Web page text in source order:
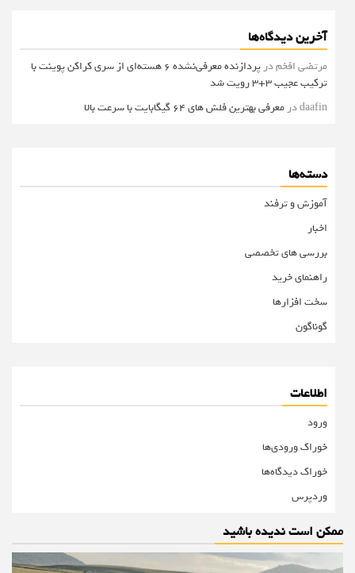
آخرین دیدگاه‌ها
مرتضی افخمدر
پردازنده معرفی‌نشده 6 هسته‌ای از سری کراکن پوینت با
ترکیب عجیب 3+3 رویت شد
daafinدر معرفی بهترین فلش های 64 گیگابایت با سرعت بالا
دسته‌ها
آموزش و ترفند
اخبار
بررسی های تخصصی
راهنمای خرید
سخت افزارها
گوناگون
اطلاعات
ورود
خوراک ورودی‌ها
خوراک دیدگاه‌ها
وردپرس
ممکن است ندیده باشید